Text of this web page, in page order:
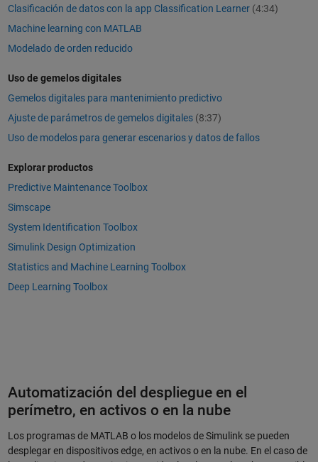
Clasificación de datos con la app Classification Learner (4:34)
Machine learning con MATLAB
Modelado de orden reducido
Uso de gemelos digitales
Gemelos digitales para mantenimiento predictivo
Ajuste de parámetros de gemelos digitales (8:37)
Uso de modelos para generar escenarios y datos de fallos
Explorar productos
Predictive Maintenance Toolbox
Simscape
System Identification Toolbox
Simulink Design Optimization
Statistics and Machine Learning Toolbox
Deep Learning Toolbox
Automatización del despliegue en el
perímetro, en activos o en la nube
Los programas de MATLAB o los modelos de Simulink se pueden
desplegar en dispositivos edge, en activos o en la nube. En el caso de